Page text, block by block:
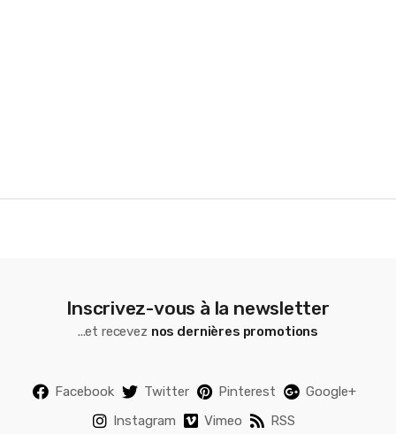
Inscrivez-vous à la newsletter
...et recevez nos dernières promotions
Facebook Twitter Pinterest
Google+
Instagram
Vimeo RSS